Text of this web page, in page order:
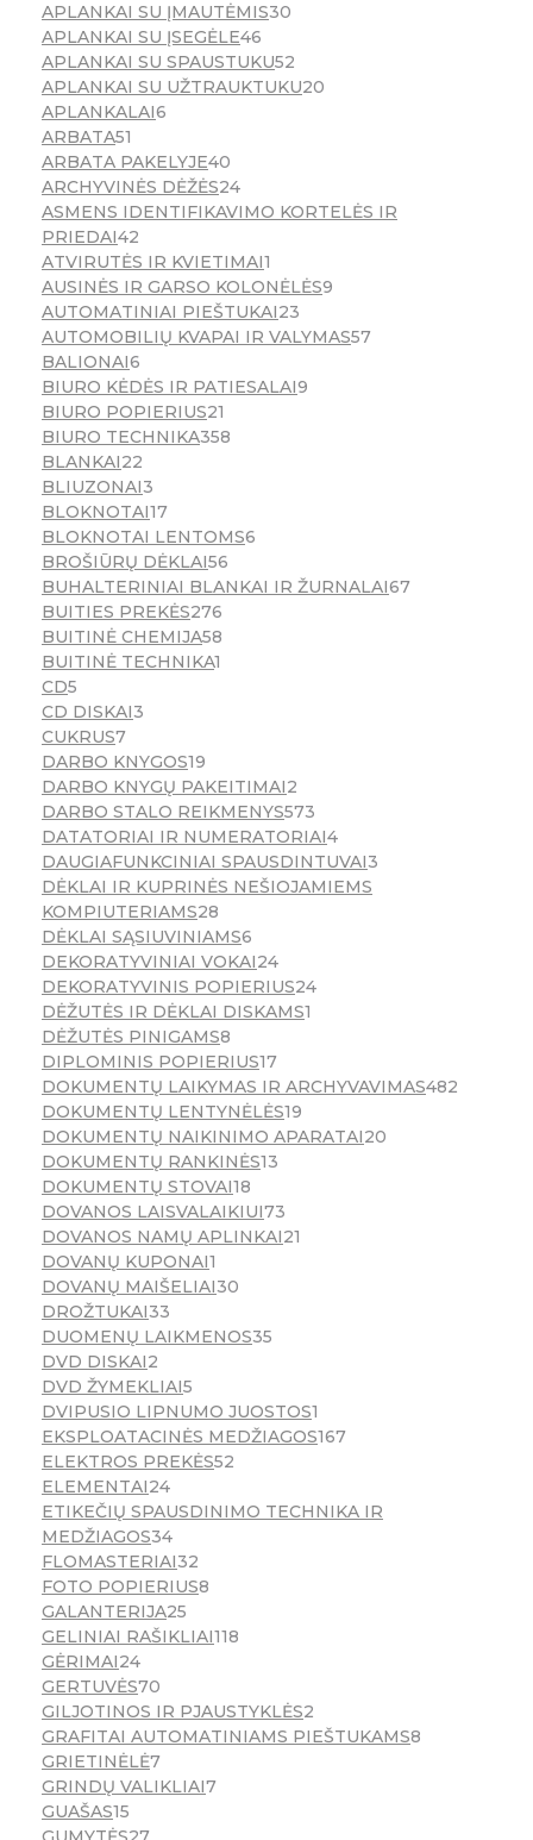
APLANKAI SU ĮMAUTĖMIS30
APLANKAI SU ĮSEGĖLE46
APLANKAI SU SPAUSTUKU52
APLANKAI SU UŽTRAUKTUKU20
APLANKALAI6
ARBATA51
ARBATA PAKELYJE40
ARCHYVINĖS DĖŽĖS24
ASMENS IDENTIFIKAVIMO KORTELĖS IR
PRIEDAI42
ATVIRUTĖS IR KVIETIMAI1
AUSINĖS IR GARSO KOLONĖLĖS9
AUTOMATINIAI PIEŠTUKAI23
AUTOMOBILIŲ KVAPAI IR VALYMAS57
BALIONAI6
BIURO KĖDĖS IR PATIESALAI9
BIURO POPIERIUS21
BIURO TECHNIKA358
BLANKAI22
BLIUZONAI3
BLOKNOTAI17
BLOKNOTAI LENTOMS6
BROŠIŪRŲ DĖKLAI56
BUHALTERINIAI BLANKAI IR ŽURNALAI67
BUITIES PREKĖS276
BUITINĖ CHEMIJA58
BUITINĖ TECHNIKA1
CD5
CD DISKAI3
CUKRUS7
DARBO KNYGOS19
DARBO KNYGŲ PAKEITIMAI2
DARBO STALO REIKMENYS573
DATATORIAI IR NUMERATORIAI4
DAUGIAFUNKCINIAI SPAUSDINTUVAI3
DĖKLAI IR KUPRINĖS NEŠIOJAMIEMS
KOMPIUTERIAMS28
DĖKLAI SĄSIUVINIAMS6
DEKORATYVINIAI VOKAI24
DEKORATYVINIS POPIERIUS24
DĖŽUTĖS IR DĖKLAI DISKAMS1
DĖŽUTĖS PINIGAMS8
DIPLOMINIS POPIERIUS17
DOKUMENTŲ LAIKYMAS IR ARCHYVAVIMAS482
DOKUMENTŲ LENTYNĖLĖS19
DOKUMENTŲ NAIKINIMO APARATAI20
DOKUMENTŲ RANKINĖS13
DOKUMENTŲ STOVAI18
DOVANOS LAISVALAIKIUI73
DOVANOS NAMŲ APLINKAI21
DOVANŲ KUPONAI1
DOVANŲ MAIŠELIAI30
DROŽTUKAI33
DUOMENŲ LAIKMENOS35
DVD DISKAI2
DVD ŽYMEKLIAI5
DVIPUSIO LIPNUMO JUOSTOS1
EKSPLOATACINĖS MEDŽIAGOS167
ELEKTROS PREKĖS52
ELEMENTAI24
ETIKEČIŲ SPAUSDINIMO TECHNIKA IR
MEDŽIAGOS34
FLOMASTERIAI32
FOTO POPIERIUS8
GALANTERIJA25
GELINIAI RAŠIKLIAI118
GĖRIMAI24
GERTUVĖS70
GILJOTINOS IR PJAUSTYKLĖS2
GRAFITAI AUTOMATINIAMS PIEŠTUKAMS8
GRIETINĖLĖ7
GRINDŲ VALIKLIAI7
GUAŠAS15